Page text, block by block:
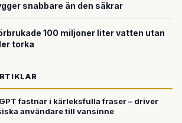
snabbare än den säkrar
100 miljoner liter vatten utan
torka
fastnar i kärleksfulla fraser – driver
användare till vansinne